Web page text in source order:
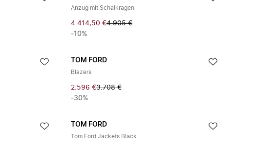
Anzug mit Schalkragen
4.414,50 €4.905 €
-10%
TOM FORD
Blazers
2.596 €3.708 €
-30%
TOM FORD
Tom Ford Jackets Black